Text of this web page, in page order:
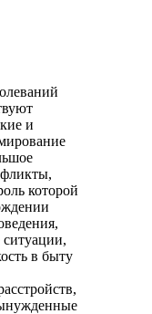
и
которой
в быту